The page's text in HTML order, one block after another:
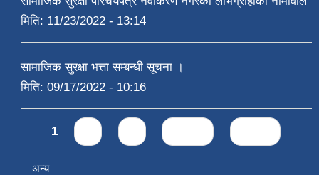
मिति: 11/23/2022 - 13:14
सामाजिक सुरक्षा भत्ता सम्बन्धी सूचना ।
मिति: 09/17/2022 - 10:16
Pages
1
अन्य